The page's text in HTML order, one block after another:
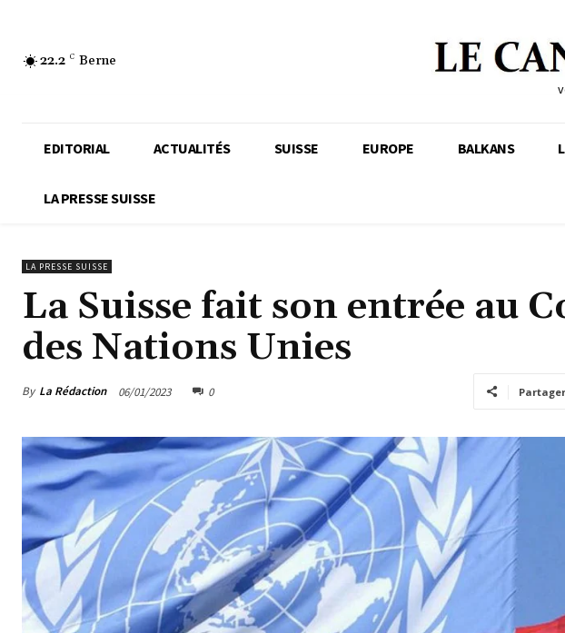
22.2 C Berne
EDITORIAL ACTUALITÉS SUISSE EUROPE BALKANS
LA PRESSE SUISSE
LA PRESSE SUISSE
La Suisse fait son entrée au
des Nations Unies
By La Rédaction 06/01/2023 0 Partager